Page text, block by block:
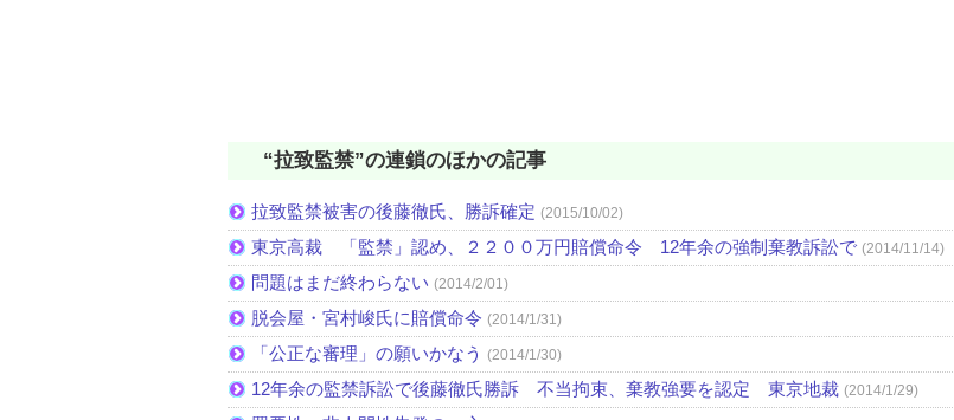
“拉致監禁”の連鎖のほかの記事
拉致監禁被害の後藤徹氏、勝訴確定 (2015/10/02)
東京高裁 「監禁」認め、２２００万円賠償命令 12年余の強制棄教訴訟で (2014/11/14)
問題はまだ終わらない (2014/2/01)
脱会屋・宮村峻氏に賠償命令 (2014/1/31)
「公正な審理」の願いかなう (2014/1/30)
12年余の監禁訴訟で後藤徹氏勝訴 不当拘束、棄教強要を認定 東京地裁 (2014/1/29)